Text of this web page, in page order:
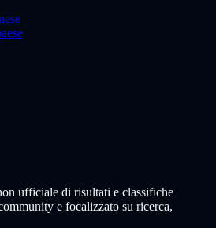
ufficiale di risultati e classifiche
e focalizzato su ricerca,